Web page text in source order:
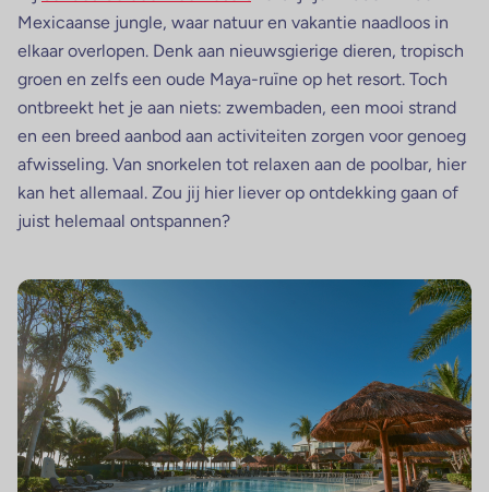
Mexicaanse jungle, waar natuur en vakantie naadloos in
elkaar overlopen. Denk aan nieuwsgierige dieren, tropisch
groen en zelfs een oude Maya-ruïne op het resort. Toch
ontbreekt het je aan niets: zwembaden, een mooi strand
en een breed aanbod aan activiteiten zorgen voor genoeg
afwisseling. Van snorkelen tot relaxen aan de poolbar, hier
kan het allemaal. Zou jij hier liever op ontdekking gaan of
juist helemaal ontspannen?